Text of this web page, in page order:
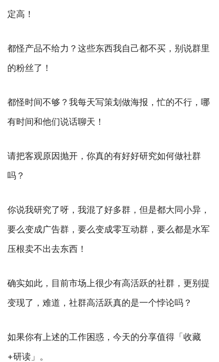
定高！
都怪产品不给力？这些东西我自己都不买，别说群里
的粉丝了！
都怪时间不够？我每天写策划做海报，忙的不行，哪
有时间和他们说话聊天！
请把客观原因抛开，你真的有好好研究如何做社群
吗？
你说我研究了呀，我混了好多群，但是都大同小异，
要么变成广告群，要么变成零互动群，要么都是水军
压根卖不出去东西！
确实如此，目前市场上很少有高活跃的社群，更别提
变现了，难道，社群高活跃真的是一个悖论吗？
如果你有上述的工作困惑，今天的分享值得「收藏
+研读」。